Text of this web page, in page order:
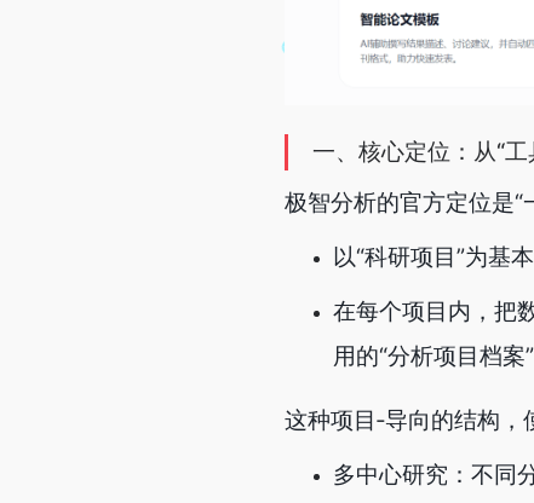
一、核心定位：从“
极智分析的官方定位是“
以“科研项目”为基
在每个项目内，把
用的“分析项目档案”
这种项目‑导向的结构，
多中心研究：不同